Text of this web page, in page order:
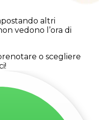
altri
vedono l’ora di
o scegliere